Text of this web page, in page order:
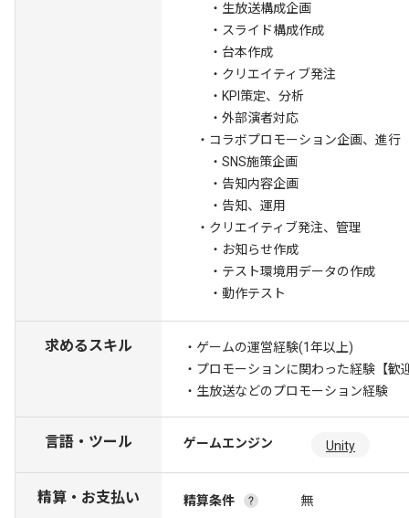
・生放送構成企画
・スライド構成作成
・台本作成
・クリエイティブ発注
・KPI策定、分析
・外部演者対応
・コラボプロモーション企画、進行
・SNS施策企画
・告知内容企画
・告知、運用
・クリエイティブ発注、管理
・お知らせ作成
・テスト環境用データの作成
・動作テスト
求めるスキル
・ゲームの運営経験(1年以上)
・プロモーションに関わった経験 【
・生放送などのプロモーション経験
言語・ツール ゲームエンジン Unity
精算・お支払い 精算条件
無